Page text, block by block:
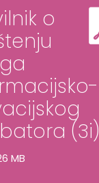
o
(3i)
MB